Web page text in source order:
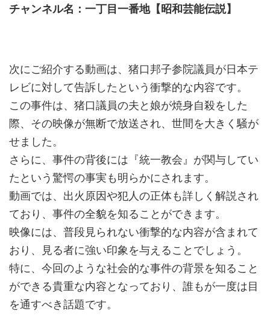
チャンネル名：一丁目一番地【昭和芸能伝説】
次にご紹介する動画は、猪口邦子参院議員が日本テ
レビに対して告訴したという衝撃的な内容です。
この事件は、猪口議員の夫と娘が焼身自殺をした
際、その映像が無断で放送され、世間を大きく騒が
せました。
さらに、事件の背後には『統一教会』が関与してい
たという驚愕の事実も明らかにされます。
動画では、出火原因や犯人の正体も詳しく解説され
ており、事件の全貌を知ることができます。
映像には、普段見られない衝撃的な内容が含まれて
おり、見る者に強い印象を与えることでしょう。
特に、今回のような社会的な事件の背景を知ること
ができる貴重な内容となっており、誰もが一度は目
を通すべき話題です。